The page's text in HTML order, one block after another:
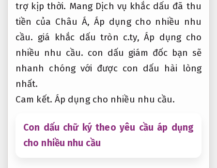
trợ kịp thời. Mang Dịch vụ khắc dấu đã thu
tiền của Châu Á,Áp dụng cho nhiều nhu
cầu. giá khắc dấu tròn c.ty,Áp dụng cho
nhiều nhu cầu. con dấu giám đốc bạn sẽ
nhanh chóng với được con dấu hài lòng
nhất.
Cam kết. Áp dụng cho nhiều nhu cầu.
Con dấu chữ ký theo yêu cầu áp dụng
cho nhiều nhu cầu